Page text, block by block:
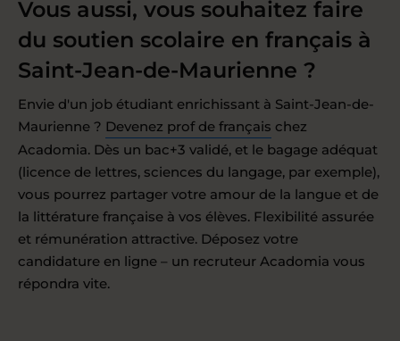
Vous aussi, vous souhaitez faire
du soutien scolaire en français à
Saint-Jean-de-Maurienne ?
Envie d'un job étudiant enrichissant à Saint-Jean-de-
Maurienne ? Devenez prof de français chez
Acadomia. Dès un bac+3 validé, et le bagage adéquat
(licence de lettres, sciences du langage, par exemple),
vous pourrez partager votre amour de la langue et de
la littérature française à vos élèves. Flexibilité assurée
et rémunération attractive. Déposez votre
candidature en ligne – un recruteur Acadomia vous
répondra vite.